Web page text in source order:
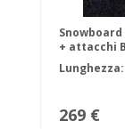
+ attacchi
Lunghezza:
269 €